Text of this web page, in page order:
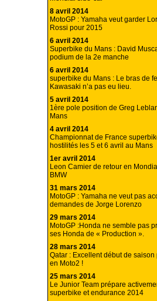
8 avril 2014
MotoGP : Yamaha veut garder
Rossi pour 2015
6 avril 2014
Superbike du Mans : David
podium de la 2e manche
6 avril 2014
superbike du Mans : Le bras de
Kawasaki n’a pas eu lieu.
5 avril 2014
1ère pole position de Greg
Mans
4 avril 2014
Championnat de France
hostilités les 5 et 6 avril au Mans
1er avril 2014
Leon Camier de retour en
BMW
31 mars 2014
MotoGP : Yamaha ne veut pas
demandes de Jorge Lorenzo
29 mars 2014
MotoGP :Honda ne semble pas
ses Honda de « Production ».
28 mars 2014
Qatar : Excellent début de
en Moto2 !
25 mars 2014
Le Junior Team prépare
superbike et endurance 2014